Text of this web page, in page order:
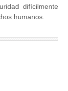
difícilmente
humanos.